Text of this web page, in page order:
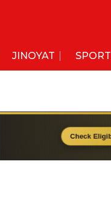
JINOYAT SPORT